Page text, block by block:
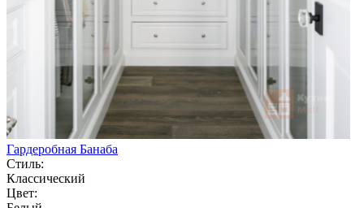
Гардеробная Банаба
Стиль:
Классический
Цвет: